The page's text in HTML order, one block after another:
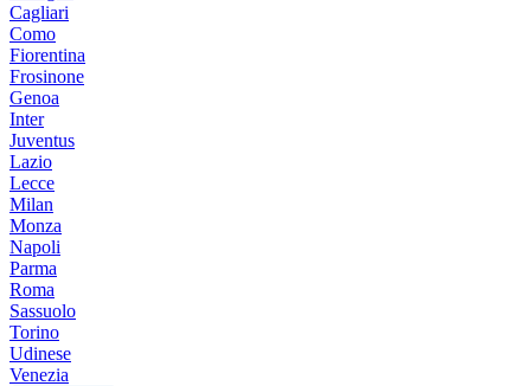
Cagliari
Como
Fiorentina
Frosinone
Genoa
Inter
Juventus
Lazio
Lecce
Milan
Monza
Napoli
Parma
Roma
Sassuolo
Torino
Udinese
Venezia